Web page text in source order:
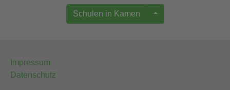
Schulen in Kamen
Impressum
Datenschutz